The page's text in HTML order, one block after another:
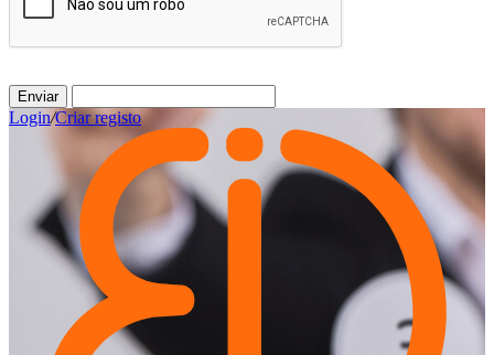
Enviar
Login/Criar registo